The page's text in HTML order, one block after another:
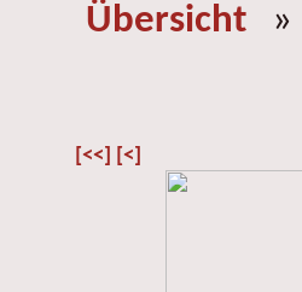
Übersicht »
[<<] [<]